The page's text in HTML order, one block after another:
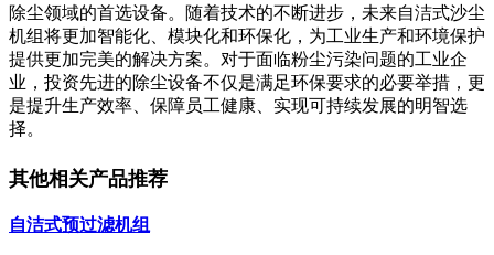
除尘领域的首选设备。随着技术的不断进步，未来自洁式沙尘
机组将更加智能化、模块化和环保化，为工业生产和环境保护
提供更加完美的解决方案。对于面临粉尘污染问题的工业企
业，投资先进的除尘设备不仅是满足环保要求的必要举措，更
是提升生产效率、保障员工健康、实现可持续发展的明智选
择。
其他相关产品推荐
自洁式预过滤机组